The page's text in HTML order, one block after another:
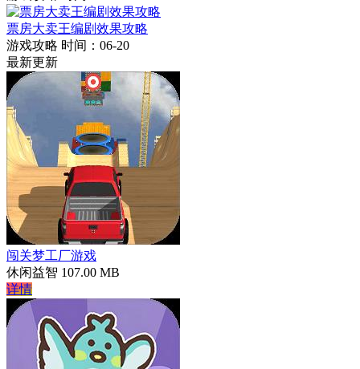
票房大卖王编剧效果攻略
游戏攻略 时间：06-20
最新更新
闯关梦工厂游戏
休闲益智 107.00 MB
详情